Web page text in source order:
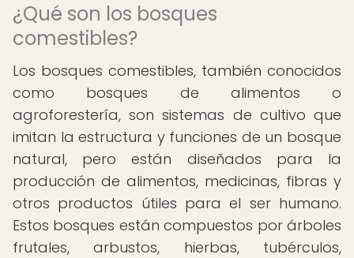
¿Qué son los bosques
comestibles?
Los bosques comestibles, también conocidos
como bosques de alimentos o
agroforestería, son sistemas de cultivo que
imitan la estructura y funciones de un bosque
natural, pero están diseñados para la
producción de alimentos, medicinas, fibras y
otros productos útiles para el ser humano.
Estos bosques están compuestos por árboles
frutales, arbustos, hierbas, tubérculos,